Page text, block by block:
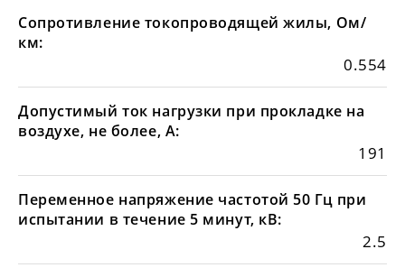
Сопротивление токопроводящей жилы, Ом/
км:
0.554
Допустимый ток нагрузки при прокладке на
воздухе, не более, А:
191
Переменное напряжение частотой 50 Гц при
испытании в течение 5 минут, кВ:
2.5